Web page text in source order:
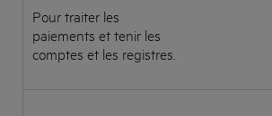
Pour traiter les
paiements et tenir les
comptes et les registres.